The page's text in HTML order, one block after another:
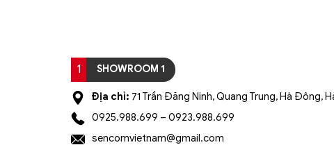
1 SHOWROOM 1
Địa chỉ: 71 Trần Đăng Ninh, Quang Trung, Hà Đông,
0925.988.699 – 0923.988.699
sencomvietnam@gmail.com